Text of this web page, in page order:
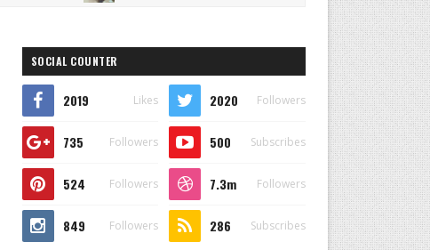
SOCIAL COUNTER
2019 Likes 2020 Followers
735 Followers 500 Subscribes
524 Followers 7.3m Followers
849 Followers 286 Subscribes